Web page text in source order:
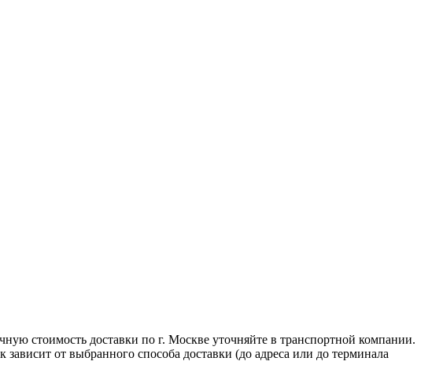
стоимость доставки по г. Москве уточняйте в транспортной компании.
от выбранного способа доставки (до адреса или до терминала